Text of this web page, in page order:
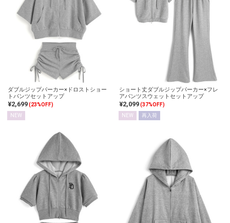
ダブルジップパーカー×ドロストショー
トパンツセットアップ
¥2,699(23%OFF)
NEW
ショート丈ダブルジップパーカー×フレ
アパンツスウェットセットアップ
¥2,099(37%OFF)
NEW
再入荷